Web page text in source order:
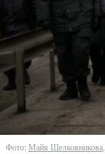
Фото: Майя Шелковникова.